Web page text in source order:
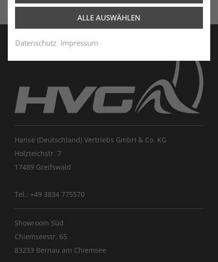
Hanse (Deutschland) Vertriebs GmbH & Co. KG
Holzteichstr. 7
17489 Greifswald
Tel.: +49 3834 775570
Showroom Süd
Chiemseestr. 65
83233 Bernau am Chiemsee
ALLE AUSWÄHLEN
Datenschutz Impressum